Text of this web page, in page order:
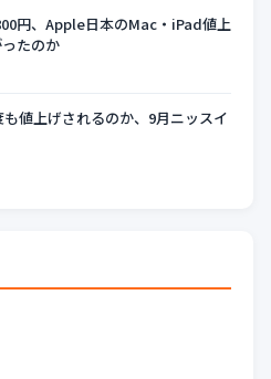
円、Apple日本のMac・iPad値上
たのか
値上げされるのか、9月ニッスイ